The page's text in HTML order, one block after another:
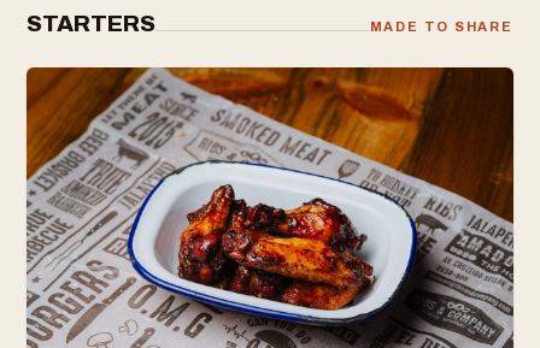
STARTERS MADE TO SHARE